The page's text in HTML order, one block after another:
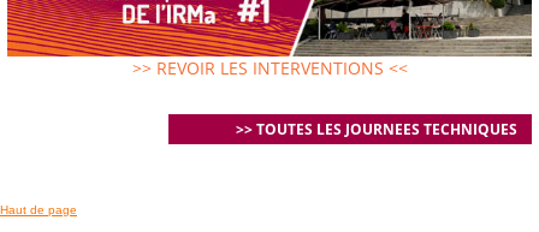
>> REVOIR LES INTERVENTIONS <<
>> TOUTES LES JOURNEES TECHNIQUES
Haut de page